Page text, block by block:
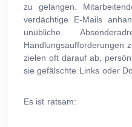
zu gelangen.
verdächtige E-Mails
unübliche
Handlungsaufforderungen
zielen oft darauf ab,
sie gefälschte Links oder
Es ist ratsam: